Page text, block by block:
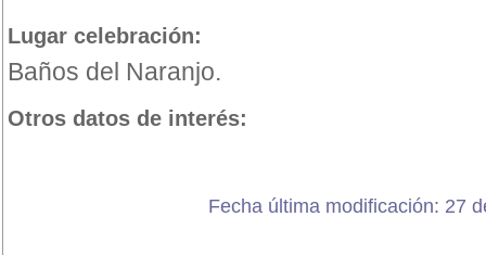
Lugar celebración:
Baños del Naranjo.
Otros datos de interés:
Fecha última modificación: 27